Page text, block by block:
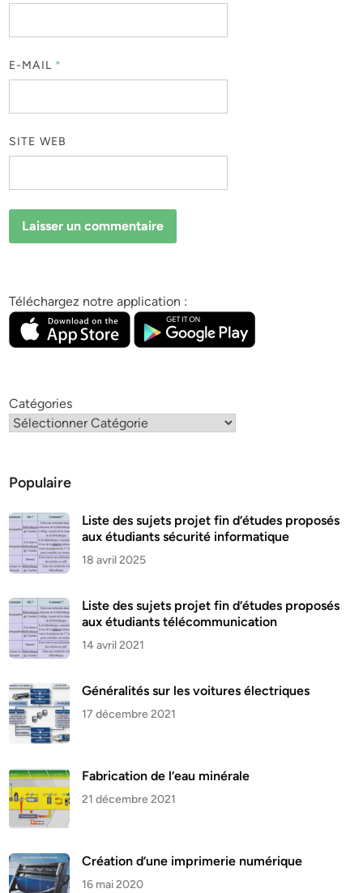
E-MAIL *
SITE WEB
Téléchargez notre application :
Catégories
Populaire
Liste des sujets projet fin d’études proposés
aux étudiants sécurité informatique
18 avril 2025
Liste des sujets projet fin d’études proposés
aux étudiants télécommunication
14 avril 2021
Généralités sur les voitures électriques
17 décembre 2021
Fabrication de l’eau minérale
21 décembre 2021
Création d’une imprimerie numérique
16 mai 2020